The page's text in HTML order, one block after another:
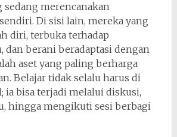
sedang merencanakan
Di sisi lain, mereka yang
diri, terbuka terhadap
dan berani beradaptasi dengan
aset yang paling berharga
Belajar tidak selalu harus di
ia bisa terjadi melalui diskusi,
hingga mengikuti sesi berbagi